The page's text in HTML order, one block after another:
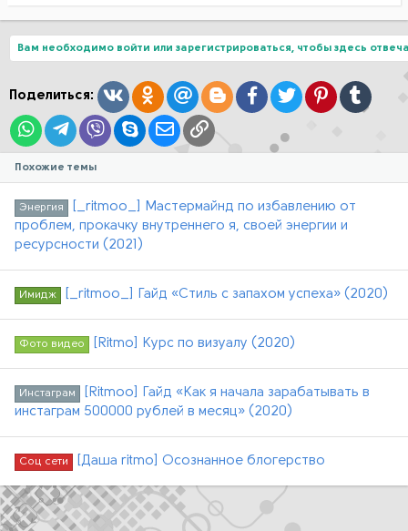
ц
и
:
Вам необходимо войти или зарегистрироваться, чтобы здесь
Поделиться: ВконтактеОдноклассники
Mail.ruBloggerFacebook
TwitterPinterestTumblr
WhatsAppTelegram
Viber SkypeЭлектронная почта
Ссылка
Похожие темы
Энергия
[_ritmoo_] Мастермайнд по избавлению от
проблем, прокачку внутреннего я, своей энергии и
ресурсности (2021)
Имидж [_ritmoo_] Гайд «Стиль с запахом успеха» (2020)
Фото видео [Ritmo] Курс по визуалу (2020)
Инстаграм
[Ritmoo] Гайд «Как я начала зарабатывать в
инстаграм 500000 рублей в месяц» (2020)
Соц сети [Даша ritmo] Осознанное блогерство